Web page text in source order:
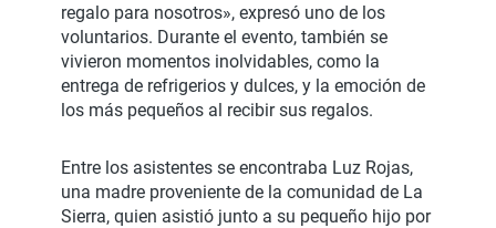
regalo para nosotros», expresó uno de los
voluntarios. Durante el evento, también se
vivieron momentos inolvidables, como la
entrega de refrigerios y dulces, y la emoción de
los más pequeños al recibir sus regalos.
Entre los asistentes se encontraba Luz Rojas,
una madre proveniente de la comunidad de La
Sierra, quien asistió junto a su pequeño hijo por